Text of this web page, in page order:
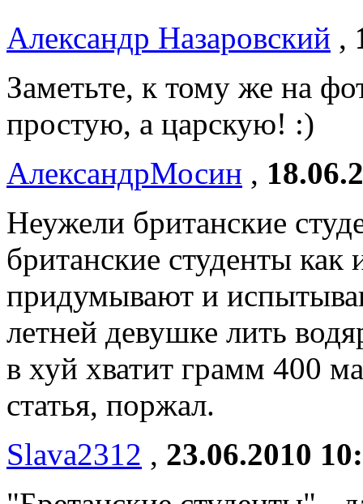
Александр Назаровский ,
Заметьте, к тому же на
простую, а царскую! :)
АлександрМосин ,
Неужели британские
британские студенты как
придумывают и
летней девушке лить
в хуй хватит грамм 400
статья, поржал.
Slava2312 , 23.06.2010